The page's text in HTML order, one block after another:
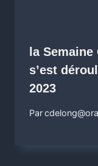
la Semaine
s’est
2023
Par